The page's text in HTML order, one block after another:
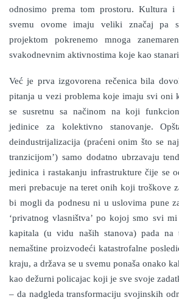
odnosimo prema tom prostoru. Kultura i
svemu ovome imaju veliki značaj pa
projektom pokrenemo mnoga
svakodnevnim aktivnostima koje kao
Već je prva izgovorena rečenica bila
pitanja u vezi problema koje imaju svi oni
se susretnu sa načinom na koji
jedinice za kolektivno stanovanje.
deindustrijalizacija (praćeni onim što se
tranzicijom’) samo dodatno ubrzavaju
jedinica i rastakanju infrastrukture čije se
meri prebacuje na teret onih koji troškove
bi mogli da podnesu ni u uslovima pune
‘privatnog vlasništva’ po kojoj smo svi
kapitala (u vidu naših stanova) pada na
nemaštine proizvodeći katastrofalne
kraju, a država se u svemu ponaša onako
kao dežurni policajac koji je sve svoje
– da nadgleda transformaciju svojinskih